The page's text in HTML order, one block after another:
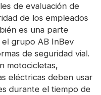
de evaluación de
de los empleados
es una parte
grupo AB InBev
de seguridad vial.
motocicletas,
eléctricas deben usar
durante el tiempo de